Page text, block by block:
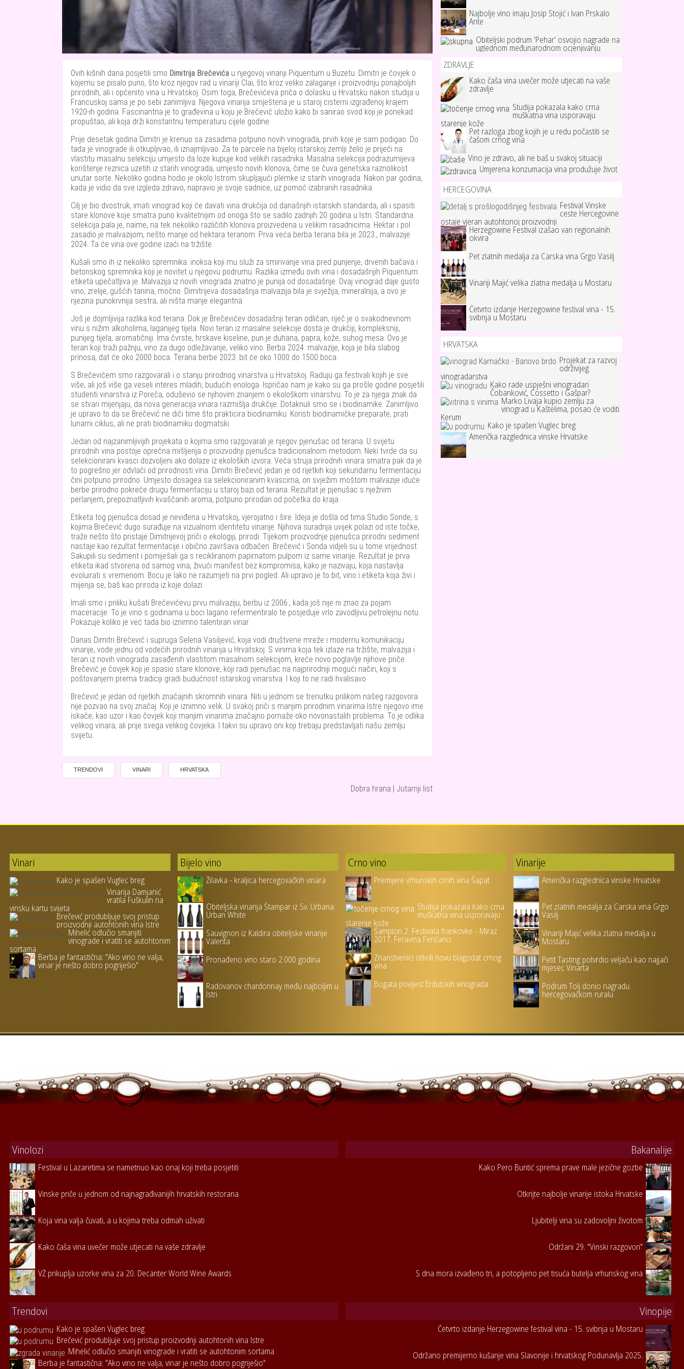
Ovih kišnih dana posjetili smo Dimitrija Brečevića u njegovoj vinariji Piquentum u Buzetu. Dimitri je čovjek o
kojemu se pisalo puno, što kroz njegov rad u vinariji Clai, što kroz veliko zalaganje i proizvodnju ponajboljih
prirodnih, ali i općenito vina u Hrvatskoj. Osim toga, Brečevićeva priča o dolasku u Hrvatsku nakon studija u
Francuskoj sama je po sebi zanimljiva. Njegova vinarija smještena je u staroj cisterni izgrađenoj krajem
1920-ih godina. Fascinantna je to građevina u koju je Brečević uložio kako bi sanirao svod koji je ponekad
propuštao, ali koja drži konstantnu temperaturu cijele godine.
Prije desetak godina Dimitri je krenuo sa zasadima potpuno novih vinograda, prvih koje je sam podigao. Do
tada je vinograde ili otkupljivao, ili iznajmljivao. Za te parcele na bijeloj istarskoj zemlji želio je prijeći na
vlastitu masalnu selekciju umjesto da loze kupuje kod velikih rasadnika. Masalna selekcija podrazumijeva
korištenje reznica uzetih iz starih vinograda, umjesto novih klonova, čime se čuva genetska raznolikost
unutar sorte. Nekoliko godina hodio je okolo Istrom skupljajući plemke iz starih vinograda. Nakon par godina,
kada je vidio da sve izgleda zdravo, napravio je svoje sadnice, uz pomoć izabranih rasadnika.
Cilj je bio dvostruk, imati vinograd koji će davati vina drukčija od današnjih istarskih standarda, ali i spasiti
stare klonove koje smatra puno kvalitetnijim od onoga što se sadilo zadnjih 20 godina u Istri. Standardna
selekcija pala je, naime, na tek nekoliko različitih klonova proizvedena u velikim rasadnicima. Hektar i pol
zasadio je malvazijom, nešto manje od hektara teranom. Prva veća berba terana bila je 2023., malvazije
2024. Ta će vina ove godine izaći na tržište.
Kušali smo ih iz nekoliko spremnika: inoksa koji mu služi za smirivanje vina pred punjenje, drvenih bačava i
betonskog spremnika koji je novitet u njegovu podrumu. Razlika između ovih vina i dosadašnjih Piquentum
etiketa upečatljiva je. Malvazija iz novih vinograda znatno je punija od dosadašnje. Ovaj vinograd daje gusto
vino, zrelije, gušćih tanina, moćno. Dimitrijeva dosadašnja malvazija bila je svježija, mineralnija, a ovo je
njezina punokrvnija sestra, ali ništa manje elegantna.
Još je dojmljivija razlika kod terana. Dok je Brečevićev dosadašnji teran odličan, riječ je o svakodnevnom
vinu s nižim alkoholima, laganijeg tijela. Novi teran iz masalne selekcije dosta je drukčiji, kompleksniji,
punijeg tijela, aromatičniji. Ima čvrste, hrskave kiseline, pun je duhana, papra, kože, suhog mesa. Ovo je
teran koji traži pažnju, vino za dugo odležavanje, veliko vino. Berba 2024. malvazije, koja je bila slabog
prinosa, dat će oko 2000 boca. Terana berbe 2023. bit će oko 1000 do 1500 boca.
S Brečevićem smo razgovarali i o stanju prirodnog vinarstva u Hrvatskoj. Raduju ga festivali kojih je sve
više, ali još više ga veseli interes mladih, budućih enologa. Ispričao nam je kako su ga prošle godine posjetili
studenti vinarstva iz Poreča, oduševio se njihovim znanjem o ekološkom vinarstvu. To je za njega znak da
se stvari mijenjaju, da nova generacija vinara razmišlja drukčije. Dotaknuli smo se i biodinamike. Zanimljivo
je upravo to da se Brečević ne diči time što prakticira biodinamiku. Koristi biodinamičke preparate, prati
lunarni ciklus, ali ne prati biodinamiku dogmatski.
Jedan od najzanimljivijih projekata o kojima smo razgovarali je njegov pjenušac od terana. U svijetu
prirodnih vina postoje oprečna mišljenja o proizvodnji pjenušca tradicionalnom metodom. Neki tvrde da su
selekcionirani kvasci dozvoljeni ako dolaze iz ekoloških izvora. Veća struja prirodnih vinara smatra pak da je
to pogrešno jer odvlači od prirodnosti vina. Dimitri Brečević jedan je od rijetkih koji sekundarnu fermentaciju
čini potpuno prirodno. Umjesto dosagea sa selekcioniranim kvascima, on svježim moštom malvazije iduće
berbe prirodno pokreće drugu fermentaciju u staroj bazi od terana. Rezultat je pjenušac s nježnim
perlanjem, prepoznatljivih kvaščanih aroma, potpuno prirodan od početka do kraja.
Etiketa tog pjenušca dosad je neviđena u Hrvatskoj, vjerojatno i šire. Ideja je došla od tima Studio Sonde, s
kojima Brečević dugo surađuje na vizualnom identitetu vinarije. Njihova suradnja uvijek polazi od iste točke,
traže nešto što pristaje Dimitrijevoj priči o ekologiji, prirodi. Tijekom proizvodnje pjenušca prirodni sediment
nastaje kao rezultat fermentacije i obično završava odbačen. Brečević i Sonda vidjeli su u tome vrijednost.
Sakupili su sediment i pomiješali ga s recikliranom papirnatom pulpom iz same vinarije. Rezultat je prva
etiketa ikad stvorena od samog vina, živući manifest bez kompromisa, kako je nazivaju, koja nastavlja
evoluirati s vremenom. Bocu je lako ne razumjeti na prvi pogled. Ali upravo je to bit, vino i etiketa koja živi i
mijenja se, baš kao priroda iz koje dolazi.
Imali smo i priliku kušati Brečevićevu prvu malvaziju, berbu iz 2006., kada još nije ni znao za pojam
maceracije. To je vino s godinama u boci lagano refermentiralo te posjeduje vrlo zavodljivu petrolejnu notu.
Pokazuje koliko je već tada bio iznimno talentiran vinar.
Danas Dimitri Brečević i supruga Selena Vasiljević, koja vodi društvene mreže i modernu komunikaciju
vinarije, vode jednu od vodećih prirodnih vinarija u Hrvatskoj. S vinima koja tek izlaze na tržište, malvazija i
teran iz novih vinograda zasađenih vlastitom masalnom selekcijom, kreće novo poglavlje njihove priče.
Brečević je čovjek koji je spasio stare klonove, koji radi pjenušac na najprirodniji mogući način, koji s
poštovanjem prema tradiciji gradi budućnost istarskog vinarstva. I koji to ne radi hvalisavo.
Brečević je jedan od rijetkih značajnih skromnih vinara. Niti u jednom se trenutku prilikom našeg razgovora
nije pozvao na svoj značaj. Koji je iznimno velik. U svakoj priči s manjim prirodnim vinarima Istre njegovo ime
iskače, kao uzor i kao čovjek koji manjim vinarima značajno pomaže oko novonastalih problema. To je odlika
velikog vinara, ali prije svega velikog čovjeka. I takvi su upravo oni koji trebaju predstavljati našu zemlju
svijetu.
TRENDOVI VINARI HRVATSKA
Dobra hrana | Jutarnji list
Najbolje vino imaju Josip Stojić i Ivan Prskalo
Ante
Obiteljski podrum 'Pehar' osvojio nagrade na
uglednom međunarodnom ocjenjivanju
ZDRAVLJE
Kako čaša vina uvečer može utjecati na vaše
zdravlje
Studija pokazala kako crna
muškatna vina usporavaju
starenje kože
Pet razloga zbog kojih je u redu počastiti se
čašom crnog vina
Vino je zdravo, ali ne baš u svakoj situaciji
Umjerena konzumacija vina produžuje život
HERCEGOVINA
Festival Vinske
ceste Hercegovine
ostaje vjeran autohtonoj proizvodnji
Herzegowine Festival izašao van regionalnih
okvira
Pet zlatnih medalja za Carska vina Grgo Vasilj
Vinariji Majić velika zlatna medalja u Mostaru
Četvrto izdanje Herzegowine festival vina - 15.
svibnja u Mostaru
HRVATSKA
Projekat za razvoj
održivijeg
vinogradarstva
Kako rade uspješni vinogradari
Čobanković, Cossetto i Gašpar?
Marko Livaja kupio zemlju za
vinograd u Kaštelima, posao će voditi
Kerum
Kako je spašen Vuglec breg
Američka razglednica vinske Hrvatske
Vinari
Kako je spašen Vuglec breg
Vinarija Damjanić
vratila Fuškulin na
vinsku kartu svijeta
Brečević produbljuje svoj pristup
proizvodnji autohtonih vina Istre
Mihelić odlučio smanjiti
vinograde i vratiti se autohtonim
sortama
Berba je fantastična: "Ako vino ne valja,
vinar je nešto dobro pogriješio"
Bijelo vino
Žilavka - kraljica hercegovačkih vinara
Obiteljska vinarija Štampar iz Sv. Urbana:
Urban White
Sauvignon iz Kaldira obiteljske vinarije
Valenta
Pronađeno vino staro 2.000 godina
Radovanov chardonnay među najboljim u
Istri
Crno vino
Premijere vrhunskih crnih vina Šapat
Studija pokazala kako crna
muškatna vina usporavaju
starenje kože
Šampion 2. Festivala frankovke - Miraz
2017. Feravina Feričanci
Znanstvenici otkrili novu blagodat crnog
vina
Bogata povijest Erdutskih vinograda
Vinarije
Američka razglednica vinske Hrvatske
Pet zlatnih medalja za Carska vina Grgo
Vasilj
Vinariji Majić velika zlatna medalja u
Mostaru
Petit Tasting potvrdio veljaču kao najjači
mjesec Vinarta
Podrum Tolj donio nagradu
hercegovačkom ruralu
Vinolozi
Festival u Lazaretima se nametnuo kao onaj koji treba posjetiti
Vinske priče u jednom od najnagrađivanijih hrvatskih restorana
Koja vina valja čuvati, a u kojima treba odmah uživati
Kako čaša vina uvečer može utjecati na vaše zdravlje
VŽ prikuplja uzorke vina za 20. Decanter World Wine Awards
Bakanalije
Kako Pero Buntić sprema prave male jezične gozbe
Otkrijte najbolje vinarije istoka Hrvatske
Ljubitelji vina su zadovoljni životom
Održani 29. "Vinski razgovori"
S dna mora izvađeno tri, a potopljeno pet tisuća butelja vrhunskog vina
Trendovi
Kako je spašen Vuglec breg
Brečević produbljuje svoj pristup proizvodnji autohtonih vina Istre
Mihelić odlučio smanjiti vinograde i vratiti se autohtonim sortama
Berba je fantastična: "Ako vino ne valja, vinar je nešto dobro pogriješio"
Vinopije
Četvrto izdanje Herzegowine festival vina - 15. svibnja u Mostaru
Održano premijerno kušanje vina Slavonije i hrvatskog Podunavlja 2025.